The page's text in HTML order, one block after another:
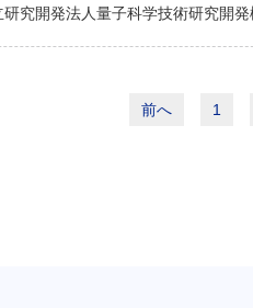
研究開発法人量子科学技術研究開
前へ 1